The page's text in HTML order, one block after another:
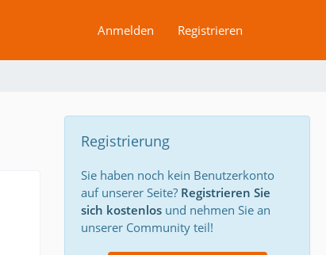
Anmelden Registrieren
Registrierung
Sie haben noch kein Benutzerkonto
auf unserer Seite? Registrieren Sie
sich kostenlos und nehmen Sie an
unserer Community teil!